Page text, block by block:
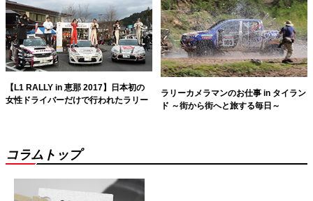
【L1 RALLY in 恵那 2017】日本初の
女性ドライバーだけで行われたラリー
ラリーカメラマンのお仕事 in タイラン
ド ～街から街へと旅する毎日～
コラムトップ